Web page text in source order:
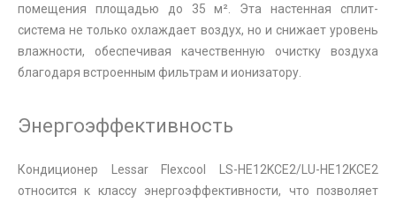
помещения площадью до 35 м². Эта настенная сплит-
система не только охлаждает воздух, но и снижает уровень
влажности, обеспечивая качественную очистку воздуха
благодаря встроенным фильтрам и ионизатору.
Энергоэффективность
Кондиционер Lessar Flexcool LS-HE12KCE2/LU-HE12KCE2
относится к классу энергоэффективности, что позволяет